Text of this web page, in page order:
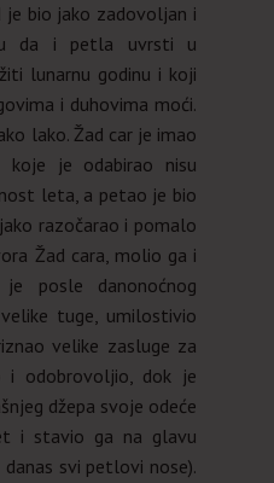
je bio jako zadovoljan i
da i petla uvrsti u
lunarnu godinu i koji
i duhovima moći.
lako. Žad car je imao
koje je odabirao nisu
leta, a petao je bio
razočarao i pomalo
Žad cara, molio ga i
posle danonoćnog
tuge, umilostivio
velike zasluge za
i odobrovoljio, dok je
džepa svoje odeće
i stavio ga na glavu
svi petlovi nose).